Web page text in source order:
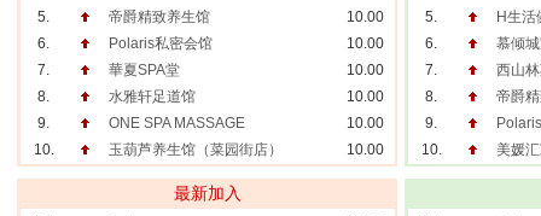
5.
帝爵精致养生馆
10.00
6.
Polaris私密会馆
10.00
7.
華夏SPA堂
10.00
8.
水雅轩足道馆
10.00
9.
ONE SPA MASSAGE
10.00
10.
玉葫芦养生馆（菜园街店） 10.00
5.
H生活
6.
慕倾
7.
西山
8.
帝爵
9.
10.
美媛
最新加入